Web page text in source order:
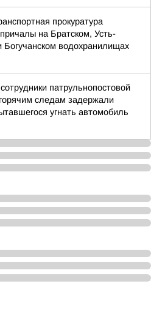
прокуратура
на Братском, Усть-
Богучанском водохранилищах
патрульнопостовой
следам задержали
угнать автомобиль